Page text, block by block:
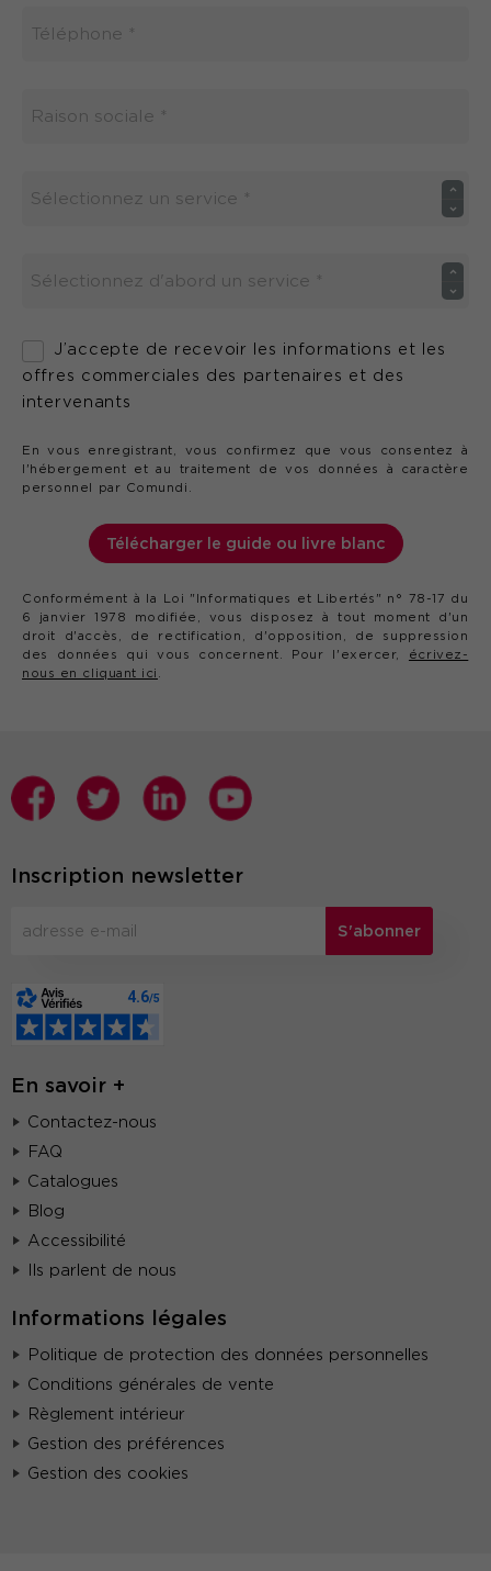
J’accepte de recevoir les informations et les
offres commerciales des partenaires et des
intervenants
En vous enregistrant, vous confirmez que vous consentez à
l'hébergement et au traitement de vos données à caractère
personnel par Comundi.
Télécharger le guide ou livre blanc
Conformément à la Loi "Informatiques et Libertés" n° 78-17 du
6 janvier 1978 modifiée, vous disposez à tout moment d'un
droit d'accès, de rectification, d'opposition, de suppression
des données qui vous concernent. Pour l'exercer, écrivez-
nous en cliquant ici .
Inscription newsletter
S'abonner
En savoir +
Contactez-nous
FAQ
Catalogues
Blog
Accessibilité
Ils parlent de nous
Informations légales
Politique de protection des données personnelles
Conditions générales de vente
Règlement intérieur
Gestion des préférences
Gestion des cookies